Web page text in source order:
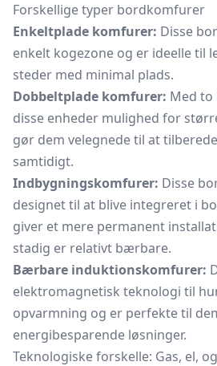
Forskellige typer bordkomfurer
Enkeltplade komfurer: Disse
enkelt kogezone og er ideelle til
steder med minimal plads.
Dobbeltplade komfurer: Med to
disse enheder mulighed for
gør dem velegnede til at
samtidigt.
Indbygningskomfurer: Disse
designet til at blive integreret i
giver et mere permanent
stadig er relativt bærbare.
Bærbare induktionskomfurer:
elektromagnetisk teknologi til
opvarmning og er perfekte til
energibesparende løsninger.
Teknologiske forskelle: Gas, el,